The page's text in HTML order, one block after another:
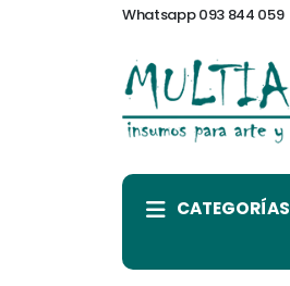
Whatsapp 093 844 059
CATEGORÍAS